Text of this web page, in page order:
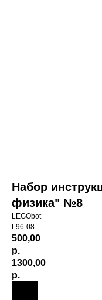
Набор
физика" №8
LEGObot
L96-08
500,00
р.
1300,00
р.